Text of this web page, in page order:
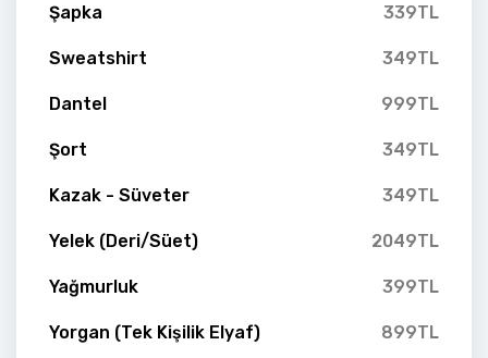
Şapka 339TL
Sweatshirt 349TL
Dantel 999TL
Şort 349TL
Kazak - Süveter 349TL
Yelek (Deri/Süet) 2049TL
Yağmurluk 399TL
Yorgan (Tek Kişilik Elyaf) 899TL